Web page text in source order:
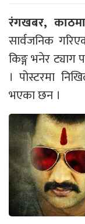
रंगखबर,
सार्वजनिक
किङ्ग भनेर ट्याग
। पोस्टरमा
भएका छन ।